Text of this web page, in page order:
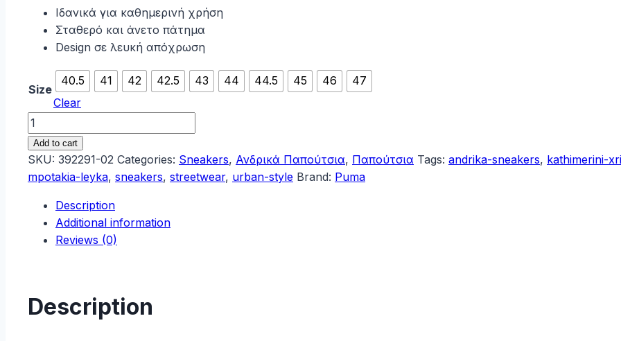
Ιδανικά για καθημερινή χρήση
Σταθερό και άνετο πάτημα
Design σε λευκή απόχρωση
Size
40.5 41 42 42.5 43 44 44.5 45 46
47
Clear
Puma
Caven
2.0
Ανδρικά
Λευκά
392291-
Add to cart
SKU: 392291-02 Categories: Sneakers, Ανδρικά Παπούτσια, Παπούτσια Tags: andrika-sneakers, kathimerini-
mpotakia-leyka, sneakers, streetwear, urban-style Brand: Puma
Description
Additional information
Reviews (0)
Description